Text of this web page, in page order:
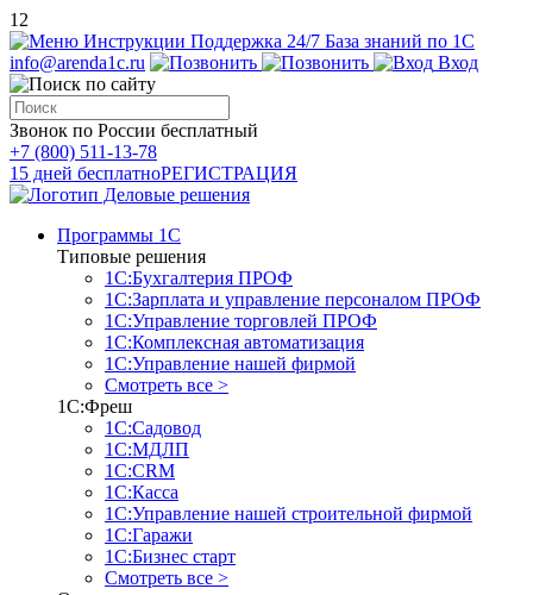
12
Инструкции Поддержка 24/7 База знаний по 1С
info@arenda1c.ru
Вход
Звонок по России бесплатный
+7 (800) 511-13-78
15 дней бесплатноРЕГИСТРАЦИЯ
Программы 1С
Типовые решения
1С:Бухгалтерия ПРОФ
1С:Зарплата и управление персоналом ПРОФ
1С:Управление торговлей ПРОФ
1С:Комплексная автоматизация
1С:Управление нашей фирмой
Смотреть все >
1С:Фреш
1С:Садовод
1С:МДЛП
1С:CRM
1С:Касса
1С:Управление нашей строительной фирмой
1С:Гаражи
1С:Бизнес старт
Смотреть все >